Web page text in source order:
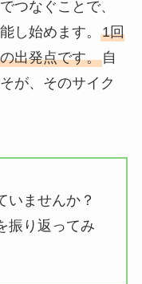
つなぐことで、
し始めます。
1回
出発点です。自
が、そのサイク
いませんか？
振り返ってみ